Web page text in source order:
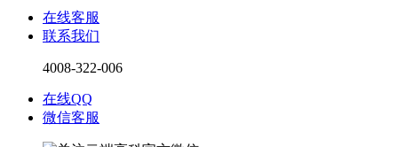
在线客服
联系我们
4008-322-006
在线QQ
微信客服